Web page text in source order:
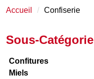
Accueil Confiserie
Sous-Catégorie
Confitures
Miels